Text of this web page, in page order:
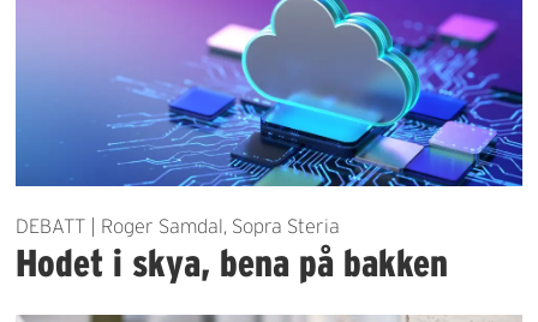
DEBATT | Roger Samdal, Sopra Steria
Hodet i skya, bena på bakken